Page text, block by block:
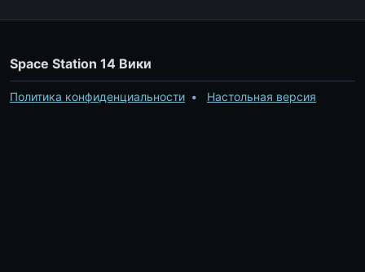
Space Station 14 Вики
Политика конфиденциальности Настольная версия